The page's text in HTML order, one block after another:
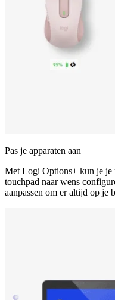
Pas je apparaten aan
Met Logi Options+ kun je je
touchpad naar wens
aanpassen om er altijd op je